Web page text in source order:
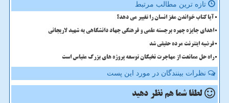
تازه ترین مطالب مرتبط
آیا کتاب خواندن مغز انسان را تغییر می دهد؟
اهدای جایزه چهره برجسته علمی و فرهنگی جهاد دانشگاهی به شهید لاریجانی
فرضیه اینترنت مرده حقیقی شد
راه حل ممانعت از مهاجرت نخبگان توسعه پروژه های بزرگ مقیاس است
نظرات بینندگان در مورد این پست
لطفا شما هم نظر دهید